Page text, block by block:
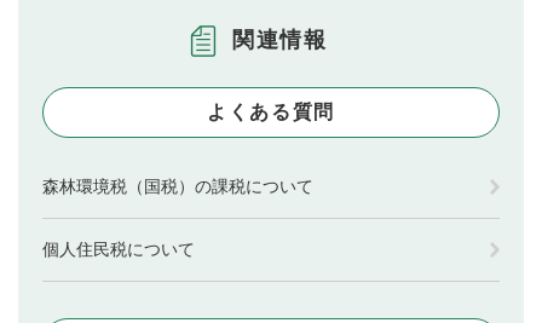
関連情報
よくある質問
森林環境税（国税）の課税について
個人住民税について